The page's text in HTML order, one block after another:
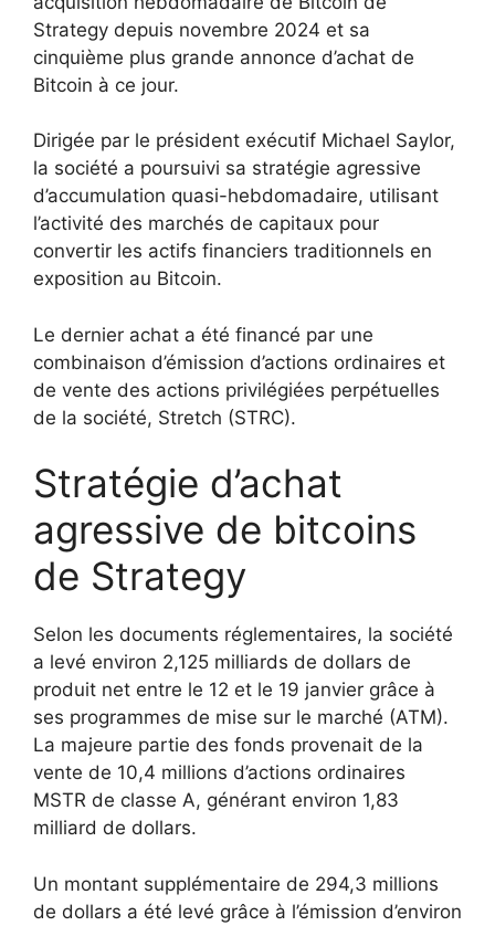
Strategy depuis novembre 2024 et sa
cinquième plus grande annonce d’achat de
Bitcoin à ce jour.
Dirigée par le président exécutif Michael Saylor,
la société a poursuivi sa stratégie agressive
d’accumulation quasi-hebdomadaire, utilisant
l’activité des marchés de capitaux pour
convertir les actifs financiers traditionnels en
exposition au Bitcoin.
Le dernier achat a été financé par une
combinaison d’émission d’actions ordinaires et
de vente des actions privilégiées perpétuelles
de la société, Stretch (STRC).
Stratégie d’achat
agressive de bitcoins
de Strategy
Selon les documents réglementaires, la société
a levé environ 2,125 milliards de dollars de
produit net entre le 12 et le 19 janvier grâce à
ses programmes de mise sur le marché (ATM).
La majeure partie des fonds provenait de la
vente de 10,4 millions d’actions ordinaires
MSTR de classe A, générant environ 1,83
milliard de dollars.
Un montant supplémentaire de 294,3 millions
de dollars a été levé grâce à l’émission d’environ